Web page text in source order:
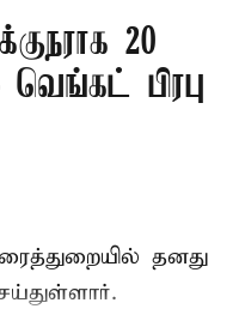
20
பிரபு
தனது